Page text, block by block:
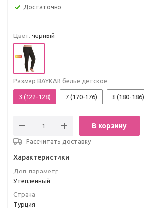
Достаточно
Цвет: черный
Размер BAYKAR белье детское
3 (122-128) 7 (170-176) 8 (180-186)
В корзину
Рассчитать доставку
Характеристики
Доп. параметр
Утепленный
Страна
Турция